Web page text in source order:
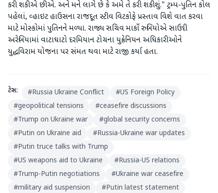
કરી શકીએ છીએ. અને મને લાગે છે કે અમે તે કરી શકીશું." ટ્રમ્પ-પુતિન કોલ
પહેલાં, વ્હાઇટ હાઉસના રાજદૂત સ્ટીવ વિટકોફે પ્રસ્તાવ વિશે વાત કરવા
માટે મોસ્કોમાં પુતિનને મળ્યા. રાજ્ય સચિવ માર્કો રુબિયોએ સાઉદી
અરેબિયામાં વાટાઘાટો દરમિયાન ટોચના યુક્રેનિયન અધિકારીઓને
યુદ્ધવિરામ યોજના પર સંમત થવા માટે રાજી કર્યા હતા.
ટેગ્સ: #Russia Ukraine Conflict #US Foreign Policy
#geopolitical tensions #ceasefire discussions
#Trump on Ukraine war #global security concerns
#Putin on Ukraine aid #Russia-Ukraine war updates
#Putin truce talks with Trump
#US weapons aid to Ukraine #Russia-US relations
#Trump-Putin negotiations #Ukraine war ceasefire
#military aid suspension #Putin latest statement